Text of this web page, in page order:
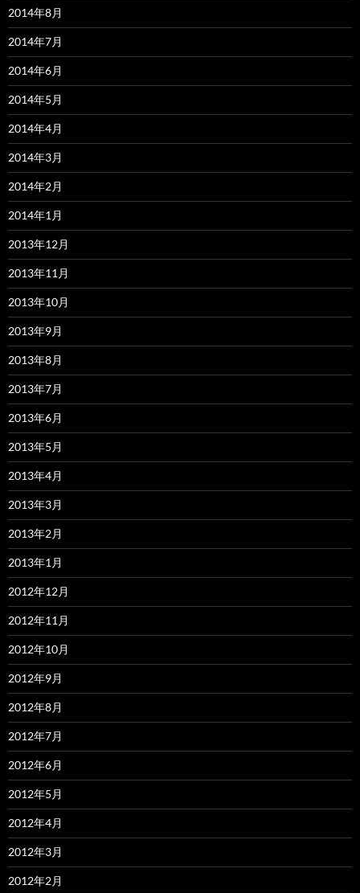
2014年8月
2014年7月
2014年6月
2014年5月
2014年4月
2014年3月
2014年2月
2014年1月
2013年12月
2013年11月
2013年10月
2013年9月
2013年8月
2013年7月
2013年6月
2013年5月
2013年4月
2013年3月
2013年2月
2013年1月
2012年12月
2012年11月
2012年10月
2012年9月
2012年8月
2012年7月
2012年6月
2012年5月
2012年4月
2012年3月
2012年2月